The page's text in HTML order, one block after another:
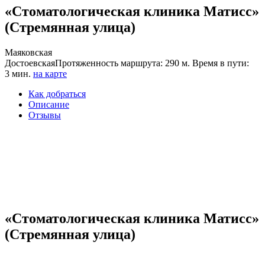
«Стоматологическая клиника Матисс»
(Стремянная улица)
Маяковская
ДостоевскаяПротяженность маршрута: 290 м. Время в пути:
3 мин. на карте
Как добраться
Описание
Отзывы
«Стоматологическая клиника Матисс»
(Стремянная улица)